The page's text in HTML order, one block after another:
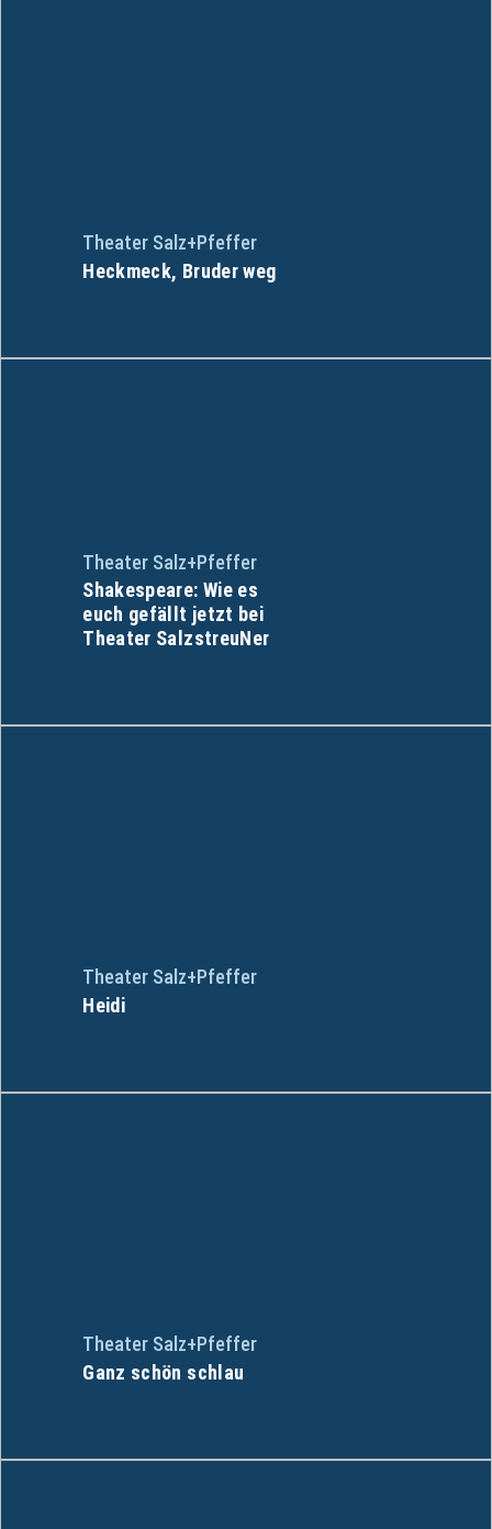
Theater Salz+Pfeffer
Heckmeck, Bruder weg
Theater Salz+Pfeffer
Shakespeare: Wie es
euch gefällt jetzt bei
Theater SalzstreuNer
Theater Salz+Pfeffer
Heidi
Theater Salz+Pfeffer
Ganz schön schlau